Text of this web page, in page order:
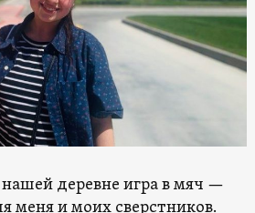
деревне игра в мяч —
меня и моих сверстников.